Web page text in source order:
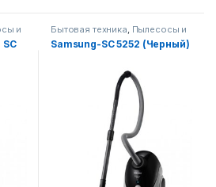
и Бытовая техника, Пылесосы и
аксессуары
Samsung-SC 5252 (Черный)